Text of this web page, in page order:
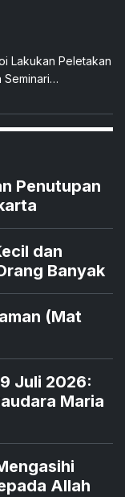
Lakukan Peletakan
Seminari
Timur, Yos
Penutupan
dan
Orang Banyak
(Mat
Juli 2026:
Maria
Allah